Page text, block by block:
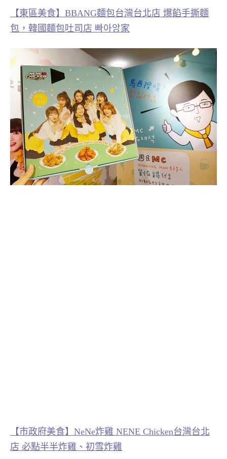
【東區美食】BBANG麵包台灣台北店 爆餡手撕麵
包，韓國麵包吐司店 빠아앙家
【市政府美食】NeNe炸雞 NENE Chicken台灣台北
店 必點半半炸雞、初雪炸雞